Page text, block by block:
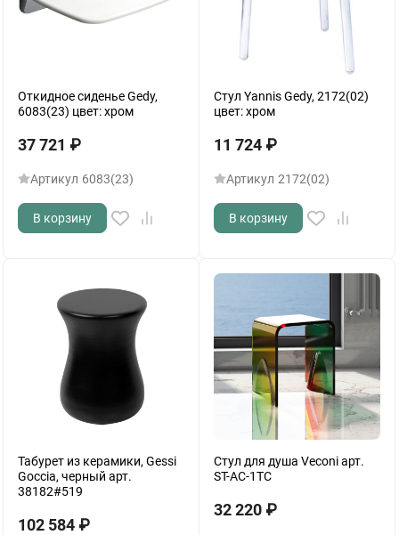
Откидное сиденье Gedy,
6083(23) цвет: хром
37 721 ₽
Артикул 6083(23)
В корзину
Стул Yannis Gedy, 2172(02)
цвет: хром
11 724 ₽
Артикул 2172(02)
В корзину
Табурет из керамики, Gessi
Goccia, черный арт.
38182#519
102 584 ₽
Стул для душа Veconi арт.
ST-AC-1TС
32 220 ₽